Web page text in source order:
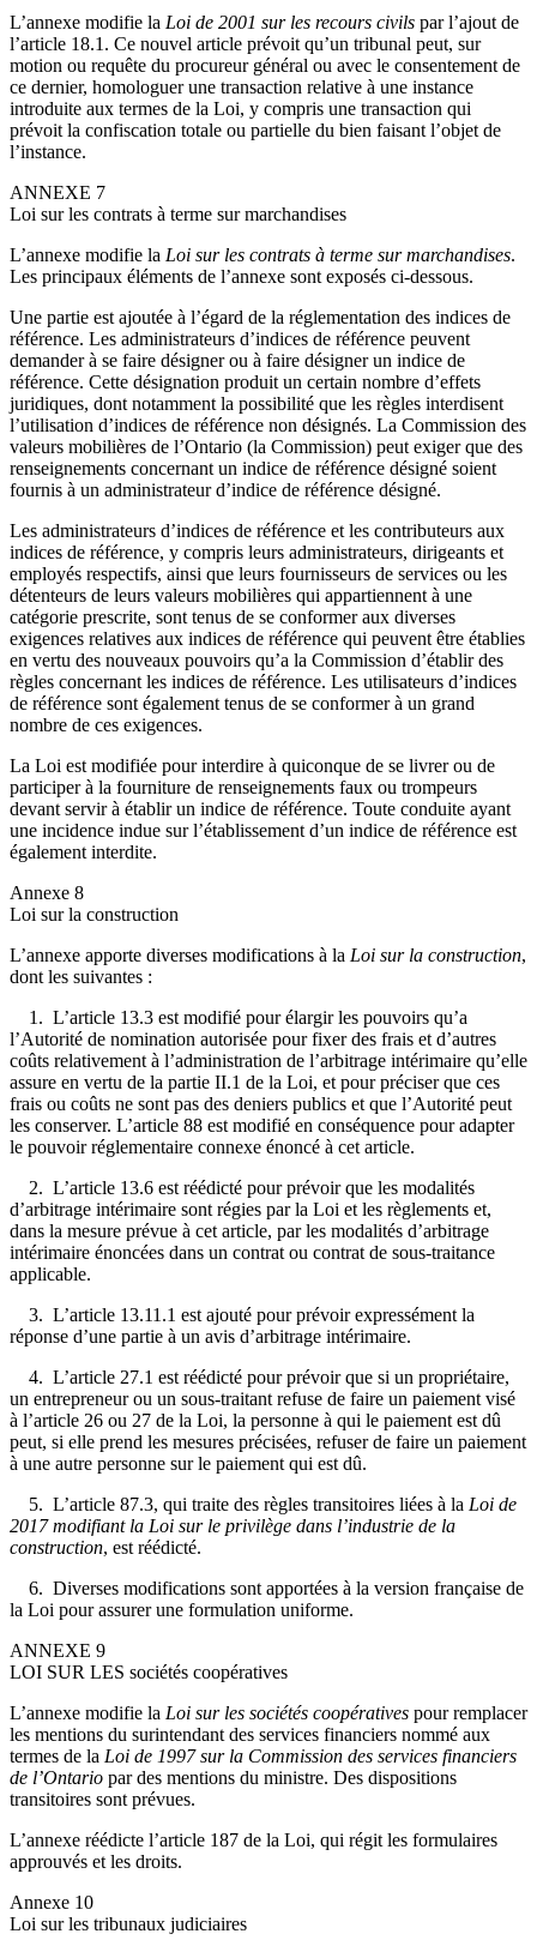
L’annexe modifie la Loi de 2001 sur les recours civils par l’ajout de
l’article 18.1. Ce nouvel article prévoit qu’un tribunal peut, sur
motion ou requête du procureur général ou avec le consentement de
ce dernier, homologuer une transaction relative à une instance
introduite aux termes de la Loi, y compris une transaction qui
prévoit la confiscation totale ou partielle du bien faisant l’objet de
l’instance.
ANNEXE 7
Loi sur les contrats à terme sur marchandises
L’annexe modifie la Loi sur les contrats à terme sur marchandises.
Les principaux éléments de l’annexe sont exposés ci-dessous.
Une partie est ajoutée à l’égard de la réglementation des indices de
référence. Les administrateurs d’indices de référence peuvent
demander à se faire désigner ou à faire désigner un indice de
référence. Cette désignation produit un certain nombre d’effets
juridiques, dont notamment la possibilité que les règles interdisent
l’utilisation d’indices de référence non désignés. La Commission des
valeurs mobilières de l’Ontario (la Commission) peut exiger que des
renseignements concernant un indice de référence désigné soient
fournis à un administrateur d’indice de référence désigné.
Les administrateurs d’indices de référence et les contributeurs aux
indices de référence, y compris leurs administrateurs, dirigeants et
employés respectifs, ainsi que leurs fournisseurs de services ou les
détenteurs de leurs valeurs mobilières qui appartiennent à une
catégorie prescrite, sont tenus de se conformer aux diverses
exigences relatives aux indices de référence qui peuvent être établies
en vertu des nouveaux pouvoirs qu’a la Commission d’établir des
règles concernant les indices de référence. Les utilisateurs d’indices
de référence sont également tenus de se conformer à un grand
nombre de ces exigences.
La Loi est modifiée pour interdire à quiconque de se livrer ou de
participer à la fourniture de renseignements faux ou trompeurs
devant servir à établir un indice de référence. Toute conduite ayant
une incidence indue sur l’établissement d’un indice de référence est
également interdite.
Annexe 8
Loi sur la construction
L’annexe apporte diverses modifications à la Loi sur la construction,
dont les suivantes :
1. L’article 13.3 est modifié pour élargir les pouvoirs qu’a
l’Autorité de nomination autorisée pour fixer des frais et d’autres
coûts relativement à l’administration de l’arbitrage intérimaire qu’elle
assure en vertu de la partie II.1 de la Loi, et pour préciser que ces
frais ou coûts ne sont pas des deniers publics et que l’Autorité peut
les conserver. L’article 88 est modifié en conséquence pour adapter
le pouvoir réglementaire connexe énoncé à cet article.
2. L’article 13.6 est réédicté pour prévoir que les modalités
d’arbitrage intérimaire sont régies par la Loi et les règlements et,
dans la mesure prévue à cet article, par les modalités d’arbitrage
intérimaire énoncées dans un contrat ou contrat de sous-traitance
applicable.
3. L’article 13.11.1 est ajouté pour prévoir expressément la
réponse d’une partie à un avis d’arbitrage intérimaire.
4. L’article 27.1 est réédicté pour prévoir que si un propriétaire,
un entrepreneur ou un sous-traitant refuse de faire un paiement visé
à l’article 26 ou 27 de la Loi, la personne à qui le paiement est dû
peut, si elle prend les mesures précisées, refuser de faire un paiement
à une autre personne sur le paiement qui est dû.
5. L’article 87.3, qui traite des règles transitoires liées à la Loi de
2017 modifiant la Loi sur le privilège dans l’industrie de la
construction, est réédicté.
6. Diverses modifications sont apportées à la version française de
la Loi pour assurer une formulation uniforme.
ANNEXE 9
LOI SUR LES sociétés coopératives
L’annexe modifie la Loi sur les sociétés coopératives pour remplacer
les mentions du surintendant des services financiers nommé aux
termes de la Loi de 1997 sur la Commission des services financiers
de l’Ontario par des mentions du ministre. Des dispositions
transitoires sont prévues.
L’annexe réédicte l’article 187 de la Loi, qui régit les formulaires
approuvés et les droits.
Annexe 10
Loi sur les tribunaux judiciaires